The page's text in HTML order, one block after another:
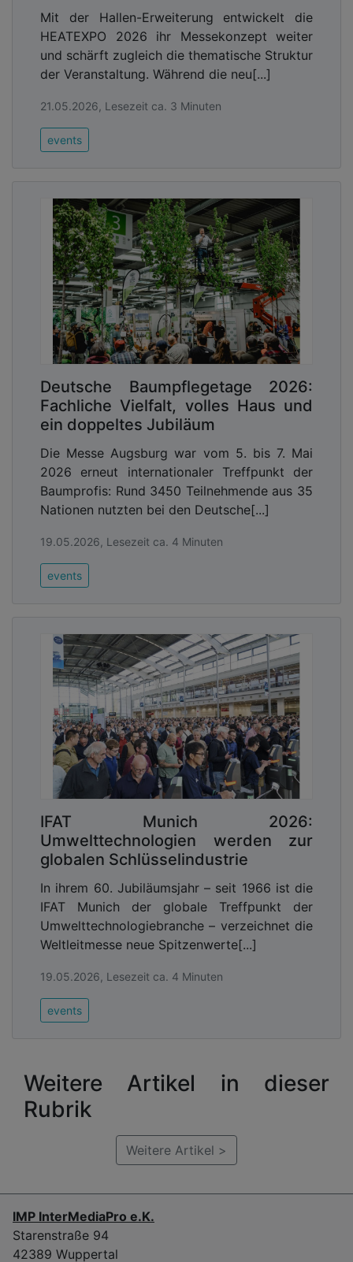
Mit der Hallen-Erweiterung entwickelt die
HEATEXPO 2026 ihr Messekonzept weiter
und schärft zugleich die thematische Struktur
der Veranstaltung. Während die neu[...]
21.05.2026, Lesezeit ca. 3 Minuten
events
Deutsche Baumpflegetage 2026:
Fachliche Vielfalt, volles Haus und
ein doppeltes Jubiläum
Die Messe Augsburg war vom 5. bis 7. Mai
2026 erneut internationaler Treffpunkt der
Baumprofis: Rund 3450 Teilnehmende aus 35
Nationen nutzten bei den Deutsche[...]
19.05.2026, Lesezeit ca. 4 Minuten
events
IFAT Munich 2026:
Umwelttechnologien werden zur
globalen Schlüsselindustrie
In ihrem 60. Jubiläumsjahr – seit 1966 ist die
IFAT Munich der globale Treffpunkt der
Umwelttechnologiebranche – verzeichnet die
Weltleitmesse neue Spitzenwerte[...]
19.05.2026, Lesezeit ca. 4 Minuten
events
Weitere Artikel in dieser
Rubrik
Weitere Artikel >
IMP InterMediaPro e.K.
Starenstraße 94
42389 Wuppertal